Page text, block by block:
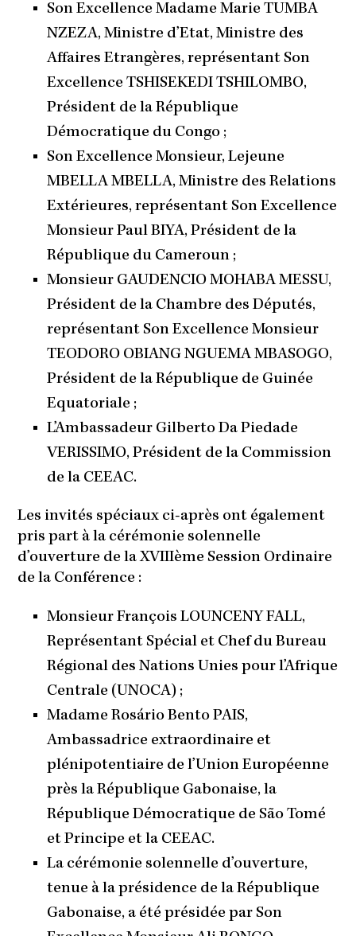
Son Excellence Madame Marie TUMBA
NZEZA, Ministre d’Etat, Ministre des
Affaires Etrangères, représentant Son
Excellence TSHISEKEDI TSHILOMBO,
Président de la République
Démocratique du Congo ;
Son Excellence Monsieur, Lejeune
MBELLA MBELLA, Ministre des Relations
Extérieures, représentant Son Excellence
Monsieur Paul BIYA, Président de la
République du Cameroun ;
Monsieur GAUDENCIO MOHABA MESSU,
Président de la Chambre des Députés,
représentant Son Excellence Monsieur
TEODORO OBIANG NGUEMA MBASOGO,
Président de la République de Guinée
Equatoriale ;
L’Ambassadeur Gilberto Da Piedade
VERISSIMO, Président de la Commission
de la CEEAC.
Les invités spéciaux ci-après ont également
pris part à la cérémonie solennelle
d’ouverture de la XVIIIème Session Ordinaire
de la Conférence :
Monsieur François LOUNCENY FALL,
Représentant Spécial et Chef du Bureau
Régional des Nations Unies pour l’Afrique
Centrale (UNOCA) ;
Madame Rosário Bento PAIS,
Ambassadrice extraordinaire et
plénipotentiaire de l’Union Européenne
près la République Gabonaise, la
République Démocratique de São Tomé
et Principe et la CEEAC.
La cérémonie solennelle d’ouverture,
tenue à la présidence de la République
Gabonaise, a été présidée par Son